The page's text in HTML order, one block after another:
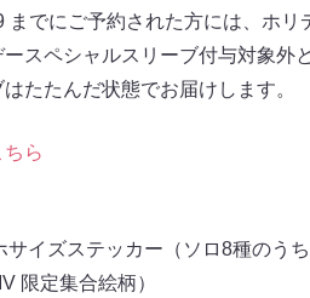
でにご予約された⽅には、ホリ
スペシャルスリーブ付与対象外と
たたんだ状態でお届けします。
ちら
イズステッカー（ソロ8種のうち
限定集合絵柄）